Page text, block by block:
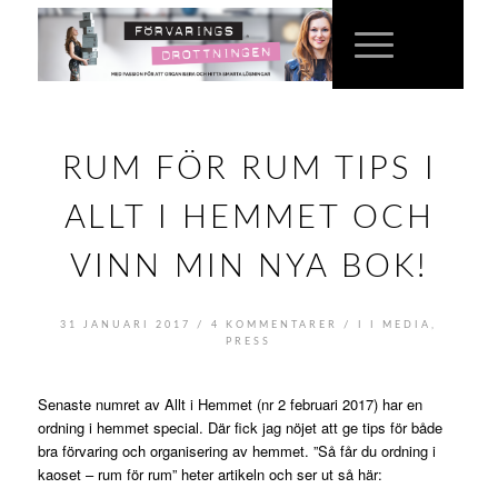
RUM FÖR RUM TIPS I
ALLT I HEMMET OCH
VINN MIN NYA BOK!
31 JANUARI 2017 / 4 KOMMENTARER / I MEDIA,
PRESS
Senaste numret av Allt i Hemmet (nr 2 februari 2017) har en
ordning i hemmet special. Där fick jag nöjet att ge tips för både
bra förvaring och organisering av hemmet. ”Så får du ordning i
kaoset – rum för rum” heter artikeln och ser ut så här: